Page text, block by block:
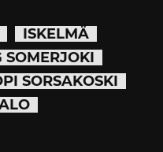
ISKELMÄ
SORSAKOSKI